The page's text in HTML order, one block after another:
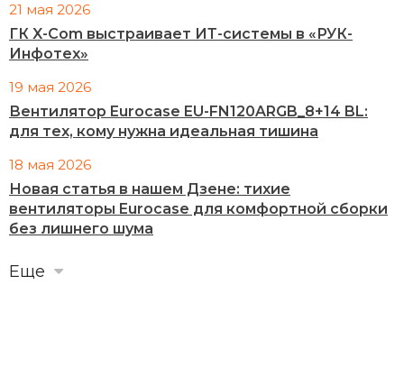
21 мая 2026
ГК X-Com выстраивает ИТ-системы в «РУК-
Инфотех»
19 мая 2026
Вентилятор Eurocase EU-FN120ARGB_8+14 BL:
для тех, кому нужна идеальная тишина
18 мая 2026
Новая статья в нашем Дзене: тихие
вентиляторы Eurocase для комфортной сборки
без лишнего шума
Еще